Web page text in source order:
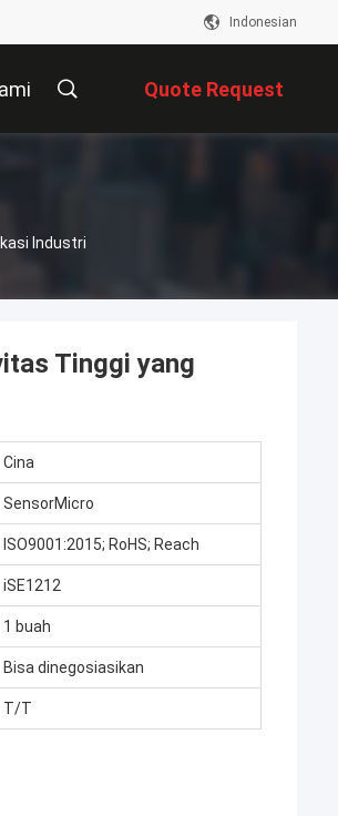
Indonesian
Quote Request
Industri
Tinggi yang
Cina
SensorMicro
ISO9001:2015; RoHS; Reach
iSE1212
1 buah
Bisa dinegosiasikan
T/T